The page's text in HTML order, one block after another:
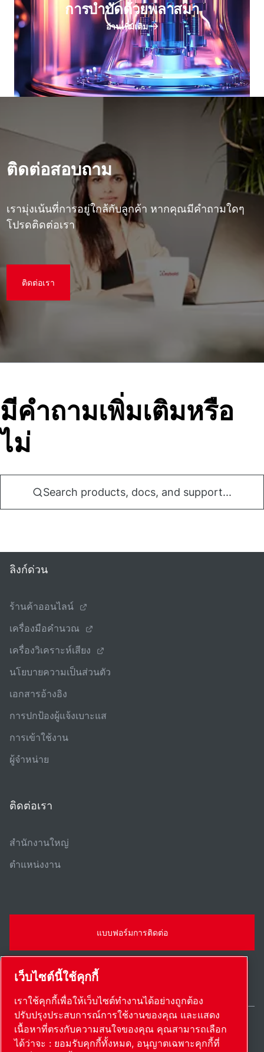
การบําบัดด้วยพลาสมา
อ่านเพิ่มเติม
ติดต่อสอบถาม
เรามุ่งเน้นที่การอยู่ใกล้กับลูกค้า หากคุณมีคําถามใดๆ
โปรดติดต่อเรา
ติดต่อเรา
มีคําถามเพิ่มเติมหรือ
ไม่
Search products, docs, and support...
ลิงก์ด่วน
ร้านค้าออนไลน์
เครื่องมือคํานวณ
เครื่องวิเคราะห์เสียง
นโยบายความเป็นส่วนตัว
เอกสารอ้างอิง
การปกป้องผู้แจ้งเบาะแส
การเข้าใช้งาน
ผู้จําหน่าย
ติดต่อเรา
สํานักงานใหญ่
ตําแหน่งงาน
แบบฟอร์มการติดต่อ
แผนผังเว็บไซต์ตั้งค่าการใช้งานเอง © 2026 ลิขสิทธิ์
Thailand / TH
เว็บไซต์นี้ใช้คุกกี้
เราใช้คุกกี้เพื่อให้เว็บไซต์ทำงานได้อย่างถูกต้อง
ปรับปรุงประสบการณ์การใช้งานของคุณ และแสดง
เนื้อหาที่ตรงกับความสนใจของคุณ คุณสามารถเลือก
ได้ว่าจะ : ยอมรับคุกกี้ทั้งหมด, อนุญาตเฉพาะคุกกี้ที่